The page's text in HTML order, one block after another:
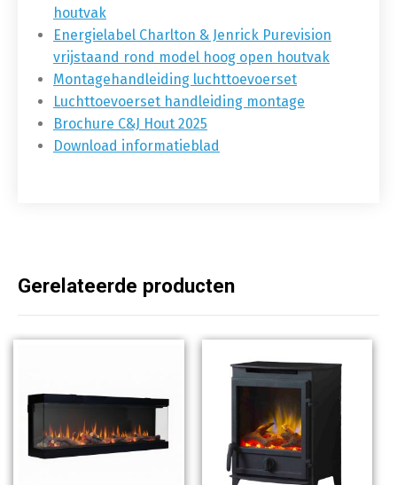
houtvak
Energielabel Charlton & Jenrick Purevision
vrijstaand rond model hoog open houtvak
Montagehandleiding luchttoevoerset
Luchttoevoerset handleiding montage
Brochure C&J Hout 2025
Download informatieblad
Gerelateerde producten